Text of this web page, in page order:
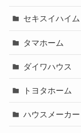
セキスイハイム
タマホーム
ダイワハウス
トヨタホーム
ハウスメーカー